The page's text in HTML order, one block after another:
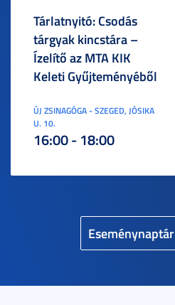
Eseménynaptár
Tárlatnyitó: Csodás
tárgyak kincstára –
Ízelítő az MTA KIK
Keleti Gyűjteményéből
ÚJ ZSINAGÓGA - SZEGED, JÓSIKA
U. 10.
16:00 - 18:00